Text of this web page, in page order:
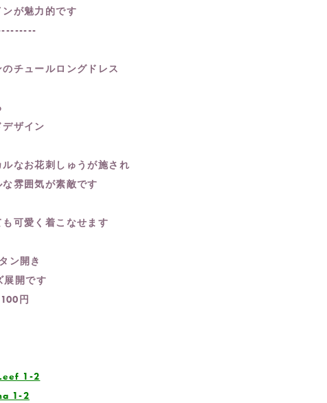
が魅力的です
チュールロングドレス
ザイン
なお花刺しゅうが施され
雰囲気が素敵です
可愛く着こなせます
ン開き
開です
円
1-2
1-2